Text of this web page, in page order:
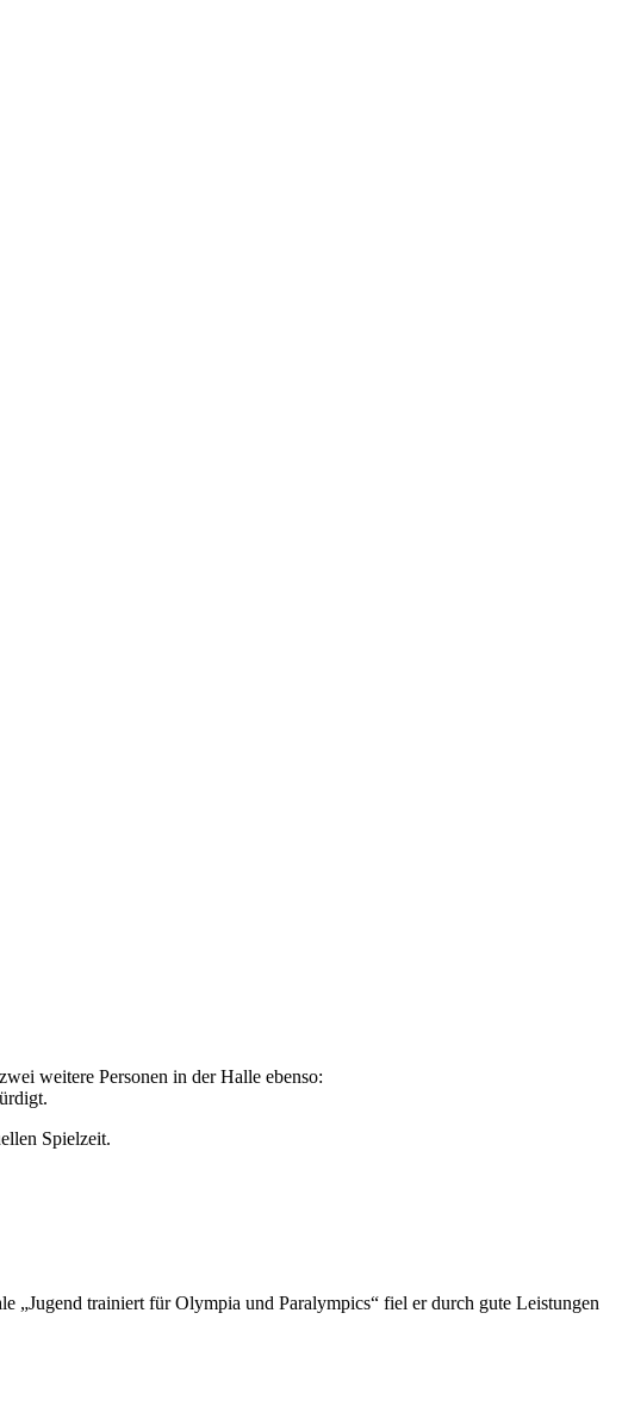
weitere Personen in der Halle ebenso:
Spielzeit.
„Jugend trainiert für Olympia und Paralympics“ fiel er durch gute Leistungen